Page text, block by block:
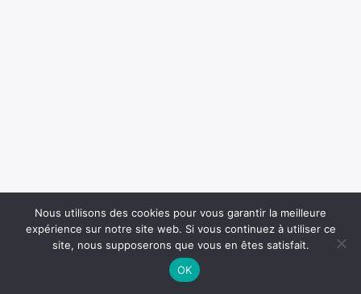
Nous utilisons des cookies pour vous garantir la meilleure
expérience sur notre site web. Si vous continuez à utiliser ce
site, nous supposerons que vous en êtes satisfait.
OK